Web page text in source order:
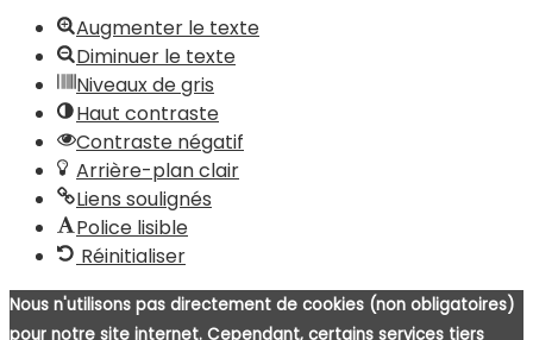
Augmenter le texte
Diminuer le texte
Niveaux de gris
Haut contraste
Contraste négatif
Arrière-plan clair
Liens soulignés
Police lisible
Réinitialiser
Nous n'utilisons pas directement de cookies (non obligatoires)
pour notre site internet. Cependant, certains services tiers